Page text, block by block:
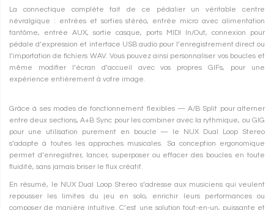
La connectique complète fait de ce pédalier un véritable centre
névralgique : entrées et sorties stéréo, entrée micro avec alimentation
fantôme, entrée AUX, sortie casque, ports MIDI In/Out, connexion pour
pédale d’expression et interface USB audio pour l’enregistrement direct ou
l’importation de fichiers WAV. Vous pouvez ainsi personnaliser vos boucles et
même modifier l’écran d’accueil avec vos propres GIFs, pour une
expérience entièrement à votre image.
Grâce à ses modes de fonctionnement flexibles — A/B Split pour alterner
entre deux sections, A+B Sync pour les combiner avec la rythmique, ou GIG
pour une utilisation purement en boucle — le NUX Dual Loop Stereo
s’adapte à toutes les approches musicales. Sa conception ergonomique
permet d’enregistrer, lancer, superposer ou effacer des boucles en toute
fluidité, sans jamais briser le flux créatif.
En résumé, le NUX Dual Loop Stereo s’adresse aux musiciens qui veulent
repousser les limites du jeu en solo, enrichir leurs performances ou
composer de manière intuitive. C’est une solution tout-en-un, puissante et